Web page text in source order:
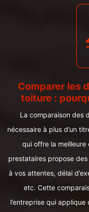
Comparer les
toiture :
La comparaison des
nécessaire à plus d’un
qui offre la
prestataires propose
à vos attentes, délai
etc. Cette
l’entreprise qui